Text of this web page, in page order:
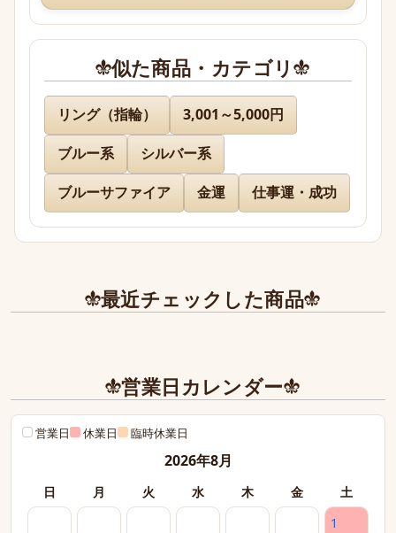
名無し 様
先日通販を利用させて頂きましたが迅速に対応、お
送り下さりまして有難うございました。
どのお品物も画像で見た以上に美しく、お迎えでき
て本当に嬉しかったです。
封下さり有難うございました！感激致しました。
また今後とも利用させて頂きたく染み入りました。
似た商品・カテゴリ
リング（指輪）
3,001～5,000円
ブルー系
シルバー系
ブルーサファイア
金運 仕事運・成功
最近チェックした商品
営業日カレンダー
営業日 休業日 臨時休業日
2026年8月
日 月 火 水 木 金
土
1